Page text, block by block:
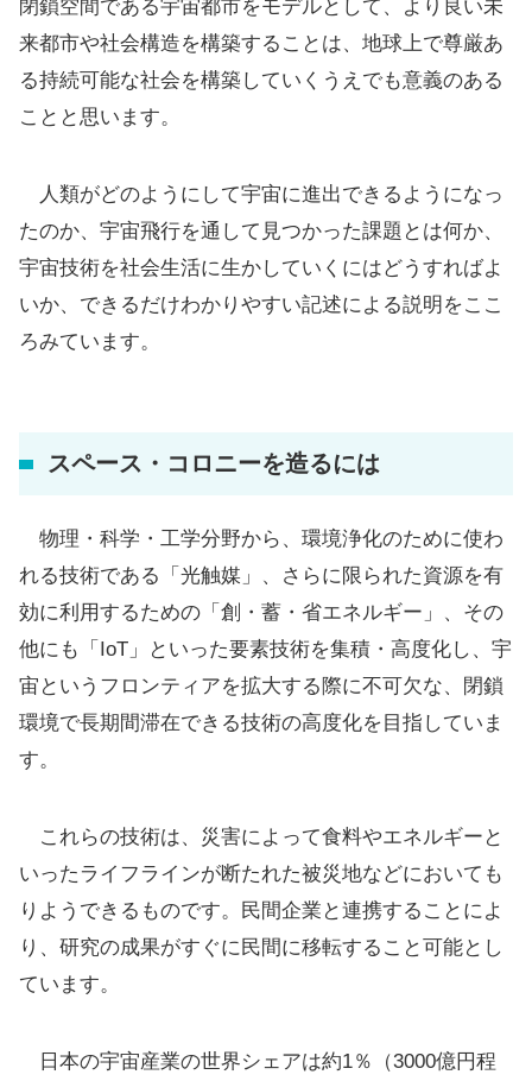
閉鎖空間である宇宙都市をモデルとして、より良い未
来都市や社会構造を構築することは、地球上で尊厳あ
る持続可能な社会を構築していくうえでも意義のある
ことと思います。
人類がどのようにして宇宙に進出できるようになっ
たのか、宇宙飛行を通して見つかった課題とは何か、
宇宙技術を社会生活に生かしていくにはどうすればよ
いか、できるだけわかりやすい記述による説明をここ
ろみています。
スペース・コロニーを造るには
物理・科学・工学分野から、環境浄化のために使わ
れる技術である「光触媒」、さらに限られた資源を有
効に利用するための「創・蓄・省エネルギー」、その
他にも「IoT」といった要素技術を集積・高度化し、宇
宙というフロンティアを拡大する際に不可欠な、閉鎖
環境で長期間滞在できる技術の高度化を目指していま
す。
これらの技術は、災害によって食料やエネルギーと
いったライフラインが断たれた被災地などにおいても
りようできるものです。民間企業と連携することによ
り、研究の成果がすぐに民間に移転すること可能とし
ています。
日本の宇宙産業の世界シェアは約1％（3000億円程